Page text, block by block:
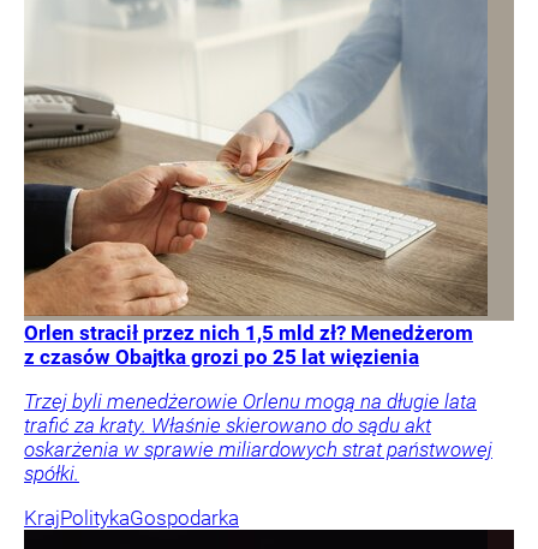
Orlen stracił przez nich 1,5 mld zł? Menedżerom
z czasów Obajtka grozi po 25 lat więzienia
Trzej byli menedżerowie Orlenu mogą na długie lata
trafić za kraty. Właśnie skierowano do sądu akt
oskarżenia w sprawie miliardowych strat państwowej
spółki.
KrajPolitykaGospodarka